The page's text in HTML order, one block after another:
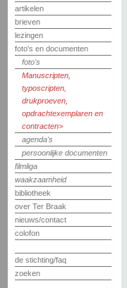
artikelen
brieven
lezingen
foto's en documenten
foto's
Manuscripten,
typoscripten,
drukproeven,
opdrachtexemplaren en
contracten
agenda's
persoonlijke documenten
filmliga
waakzaamheid
bibliotheek
over Ter Braak
nieuws/contact
colofon
de stichting/faq
zoeken